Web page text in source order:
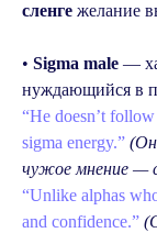
сленге желание
• Sigma male —
нуждающийся в
“He doesn’t
sigma energy.” (Он
чужое мнение —
“Unlike alphas
and confidence.”